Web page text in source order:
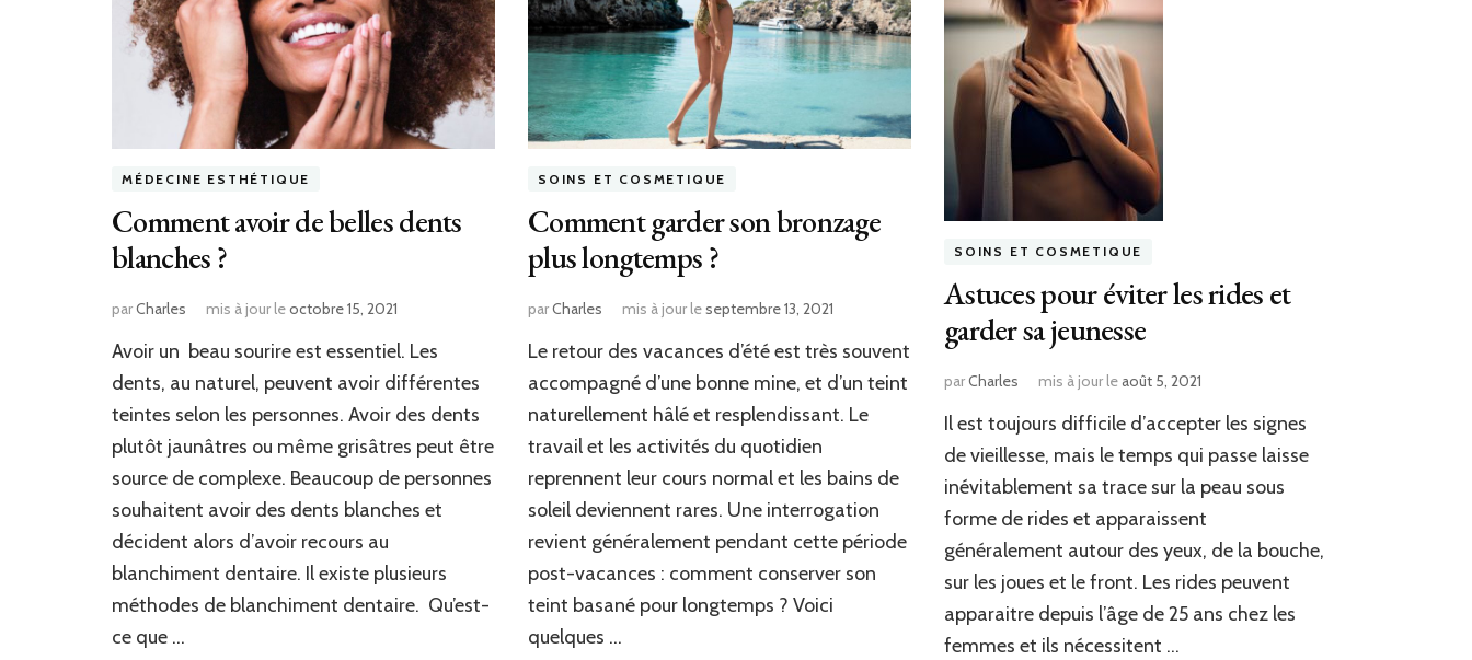
MÉDECINE ESTHÉTIQUE
Comment avoir de belles dents
blanches ?
parCharles mis à jour leoctobre 15, 2021
Avoir un beau sourire est essentiel. Les
dents, au naturel, peuvent avoir différentes
teintes selon les personnes. Avoir des dents
plutôt jaunâtres ou même grisâtres peut être
source de complexe. Beaucoup de personnes
souhaitent avoir des dents blanches et
décident alors d’avoir recours au
blanchiment dentaire. Il existe plusieurs
méthodes de blanchiment dentaire. Qu’est-
ce que …
SOINS ET COSMETIQUE
Comment garder son bronzage
plus longtemps ?
parCharles mis à jour leseptembre 13, 2021
Le retour des vacances d’été est très souvent
accompagné d’une bonne mine, et d’un teint
naturellement hâlé et resplendissant. Le
travail et les activités du quotidien
reprennent leur cours normal et les bains de
soleil deviennent rares. Une interrogation
revient généralement pendant cette période
post-vacances : comment conserver son
teint basané pour longtemps ? Voici
quelques …
SOINS ET COSMETIQUE
Astuces pour éviter les rides et
garder sa jeunesse
parCharles mis à jour leaoût 5, 2021
Il est toujours difficile d’accepter les signes
de vieillesse, mais le temps qui passe laisse
inévitablement sa trace sur la peau sous
forme de rides et apparaissent
généralement autour des yeux, de la bouche,
sur les joues et le front. Les rides peuvent
apparaitre depuis l’âge de 25 ans chez les
femmes et ils nécessitent …